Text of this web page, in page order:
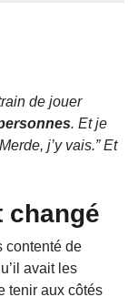
de jouer
. Et je
j’y vais.” Et
changé
contenté de
avait les
tenir aux côtés